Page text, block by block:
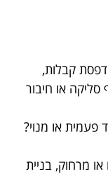
קבלות,
סליקה או חיבור
פעמית או מנוי?
מרחוק, בניית